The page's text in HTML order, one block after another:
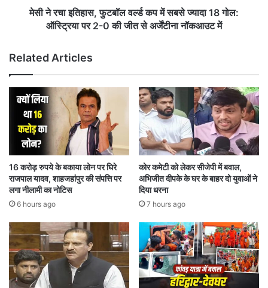
पर
2-
0
अर्जेंटीना
नॉकआउट
मेसी ने रचा इतिहास, फुटबॉल वर्ल्ड कप में सबसे ज्यादा 18 गोल:
ऑस्ट्रिया पर 2-0 की जीत से अर्जेंटीना नॉकआउट में
Related Articles
16 करोड़ रुपये के बकाया लोन पर घिरे
राजपाल यादव, शाहजहांपुर की संपत्ति पर
लगा नीलामी का नोटिस
6 hours ago
कोर कमेटी को लेकर सीजेपी में बवाल,
अभिजीत दीपके के घर के बाहर दो युवाओं ने
दिया धरना
7 hours ago